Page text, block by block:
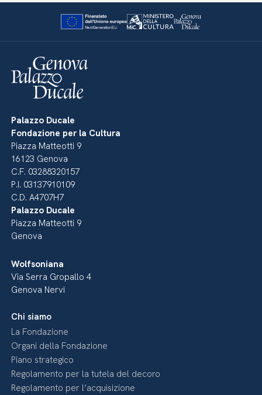
Palazzo Ducale
Fondazione per la Cultura
Piazza Matteotti 9
16123 Genova
C.F. 03288320157
P.I. 03137910109
C.D. A4707H7
Palazzo Ducale
Piazza Matteotti 9
Genova
Wolfsoniana
Via Serra Gropallo 4
Genova Nervi
Chi siamo
La Fondazione
Organi della Fondazione
Piano strategico
Regolamento per la tutela del decoro
Regolamento per l’acquisizione